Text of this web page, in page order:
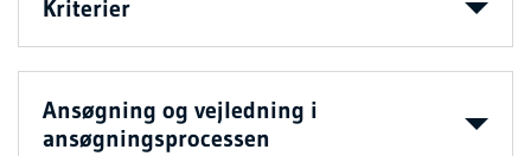
Kriterier
Ansøgning og vejledning i
ansøgningsprocessen